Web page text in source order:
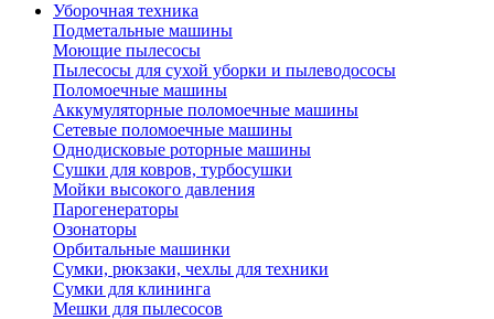
Уборочная техника
Подметальные машины
Моющие пылесосы
Пылесосы для сухой уборки и пылеводососы
Поломоечные машины
Аккумуляторные поломоечные машины
Сетевые поломоечные машины
Однодисковые роторные машины
Сушки для ковров, турбосушки
Мойки высокого давления
Парогенераторы
Озонаторы
Орбитальные машинки
Сумки, рюкзаки, чехлы для техники
Сумки для клининга
Мешки для пылесосов